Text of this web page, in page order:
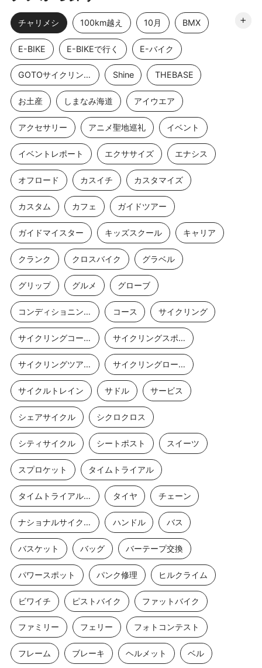
チャリメシ 100km越え 10月 BMX
E-BIKE E-BIKEで行く E-バイク
GOTOサイクリングスポット Shine THEBASE
お土産 しまなみ海道 アイウエア
アクセサリー アニメ聖地巡礼 イベント
イベントレポート エクササイズ エナシス
オフロード カスイチ カスタマイズ
カスタム カフェ ガイドツアー
ガイドマイスター キッズスクール キャリア
クランク クロスバイク グラベル
グリップ グルメ グローブ
コンディショニングストレッチ コース サイクリング
サイクリングコース サイクリングスポット
サイクリングツアー サイクリングロード
サイクルトレイン サドル サービス
シェアサイクル シクロクロス
シティサイクル シートポスト スイーツ
スプロケット タイムトライアル
タイムトライアルバイク タイヤ チェーン
ナショナルサイクルルート ハンドル バス
バスケット バッグ バーテープ交換
パワースポット パンク修理 ヒルクライム
ビワイチ ピストバイク ファットバイク
ファミリー フェリー フォトコンテスト
フレーム ブレーキ ヘルメット ベル